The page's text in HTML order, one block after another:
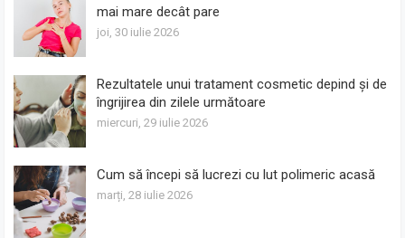
mai mare decât pare
joi, 30 iulie 2026
Rezultatele unui tratament cosmetic depind și de
îngrijirea din zilele următoare
miercuri, 29 iulie 2026
Cum să începi să lucrezi cu lut polimeric acasă
marți, 28 iulie 2026